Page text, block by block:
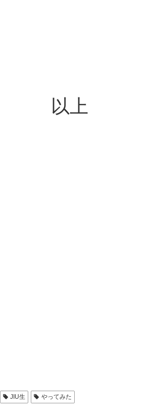
上
JIU生 やってみた